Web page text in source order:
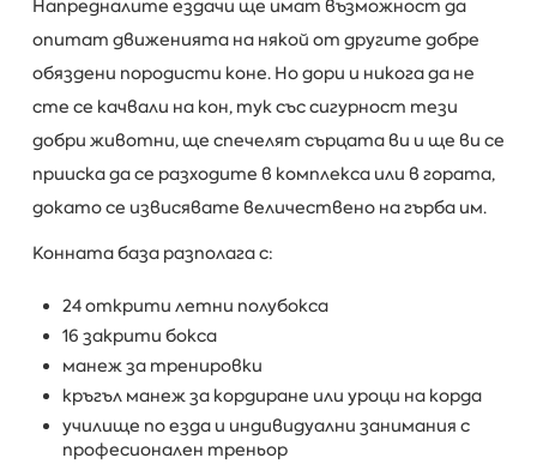
Напредналите ездачи ще имат възможност да
опитат движенията на някой от другите добре
обяздени породисти коне. Но дори и никога да не
сте се качвали на кон, тук със сигурност тези
добри животни, ще спечелят сърцата ви и ще ви се
прииска да се разходите в комплекса или в гората,
докато се извисявате величествено на гърба им.
Конната база разполага с:
24 открити летни полубокса
​16 закрити бокса
манеж за тренировки
кръгъл манеж за кордиране или уроци на корда
училище по езда и индивидуални занимания с
професионален треньор